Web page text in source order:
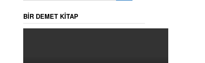
BIR DEMET KITAP